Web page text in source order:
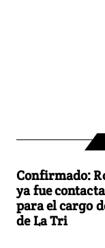
Confirmado:
ya fue
para el cargo
de La Tri